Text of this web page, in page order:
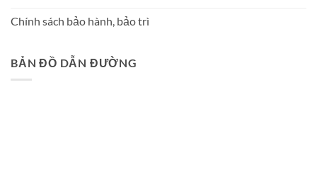
Chính sách bảo hành, bảo trì
BẢN ĐỒ DẪN ĐƯỜNG